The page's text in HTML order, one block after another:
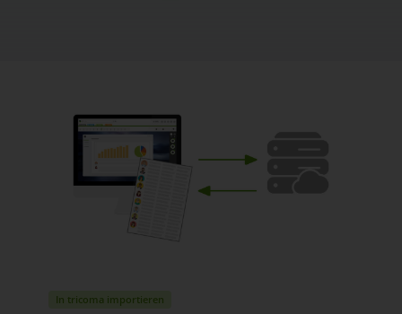
In tricoma importieren